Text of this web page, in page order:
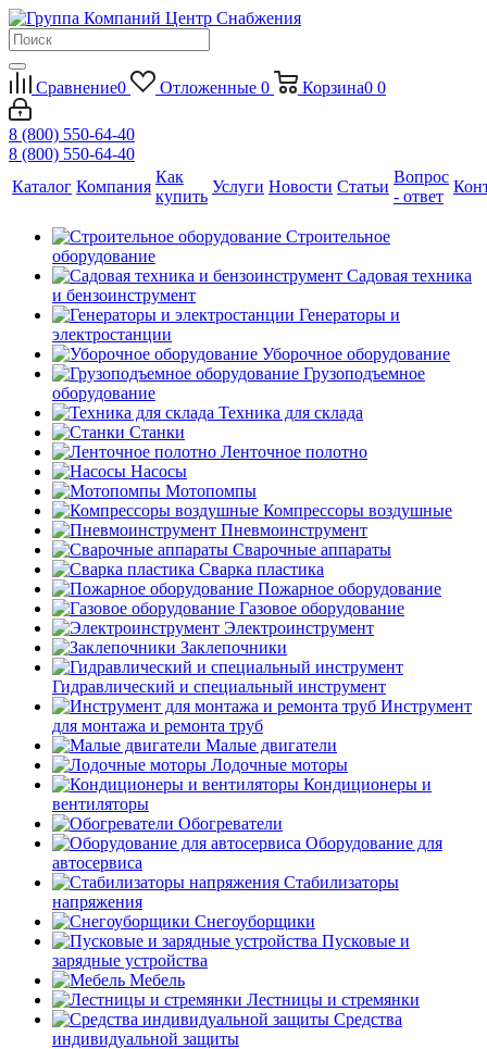
Сравнение0 Отложенные 0 Корзина0 0
8 (800) 550-64-40
8 (800) 550-64-40
Каталог Компания
Как
купить
Услуги Новости Статьи
Вопрос
- ответ
Строительное
оборудование
Садовая техника
и бензоинструмент
Генераторы и
электростанции
Уборочное оборудование
Грузоподъемное
оборудование
Техника для склада
Станки
Ленточное полотно
Насосы
Мотопомпы
Компрессоры воздушные
Пневмоинструмент
Сварочные аппараты
Сварка пластика
Пожарное оборудование
Газовое оборудование
Электроинструмент
Заклепочники
Гидравлический и специальный инструмент
Инструмент
для монтажа и ремонта труб
Малые двигатели
Лодочные моторы
Кондиционеры и
вентиляторы
Обогреватели
Оборудование для
автосервиса
Стабилизаторы
напряжения
Снегоуборщики
Пусковые и
зарядные устройства
Мебель
Лестницы и стремянки
Средства
индивидуальной защиты